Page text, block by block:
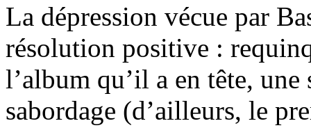
La dépression vécue par
résolution positive :
l’album qu’il a en tête,
sabordage (d’ailleurs, le